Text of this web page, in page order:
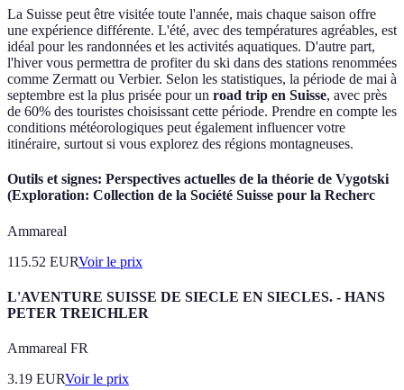
La Suisse peut être visitée toute l'année, mais chaque saison offre
une expérience différente. L'été, avec des températures agréables, est
idéal pour les randonnées et les activités aquatiques. D'autre part,
l'hiver vous permettra de profiter du ski dans des stations renommées
comme Zermatt ou Verbier. Selon les statistiques, la période de mai à
septembre est la plus prisée pour un road trip en Suisse, avec près
de 60% des touristes choisissant cette période. Prendre en compte les
conditions météorologiques peut également influencer votre
itinéraire, surtout si vous explorez des régions montagneuses.
Outils et signes: Perspectives actuelles de la théorie de Vygotski
(Exploration: Collection de la Société Suisse pour la Recherc
Ammareal
115.52 EURVoir le prix
L'AVENTURE SUISSE DE SIECLE EN SIECLES. - HANS
PETER TREICHLER
Ammareal FR
3.19 EURVoir le prix